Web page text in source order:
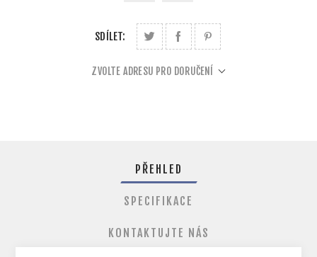
SDÍLET:
ZVOLTE ADRESU PRO DORUČENÍ
PŘEHLED
SPECIFIKACE
KONTAKTUJTE NÁS